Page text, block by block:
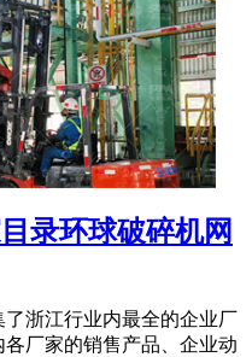
录环球破碎机网
浙江行业内最全的企业厂
厂家的销售产品、企业动